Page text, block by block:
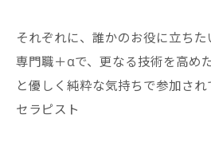
それぞれに、誰かのお役に立ちた
専門職＋αで、更なる技術を高め
と優しく純粋な気持ちで参加され
セラピスト